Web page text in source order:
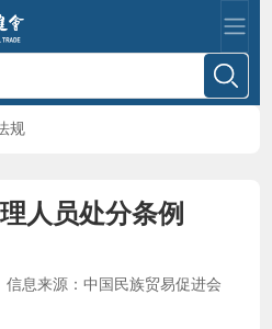
规
人员处分条例
信息来源：中国民族贸易促进会